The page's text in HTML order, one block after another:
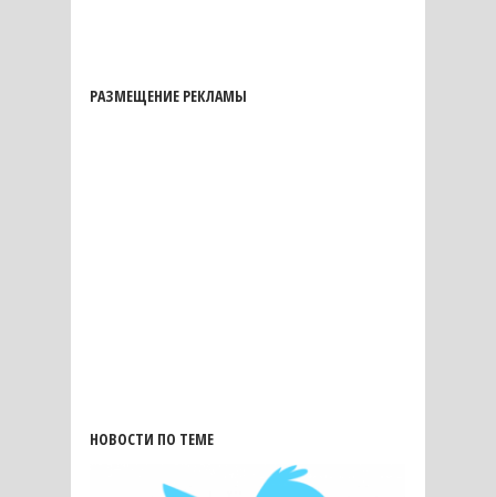
РАЗМЕЩЕНИЕ РЕКЛАМЫ
НОВОСТИ ПО ТЕМЕ